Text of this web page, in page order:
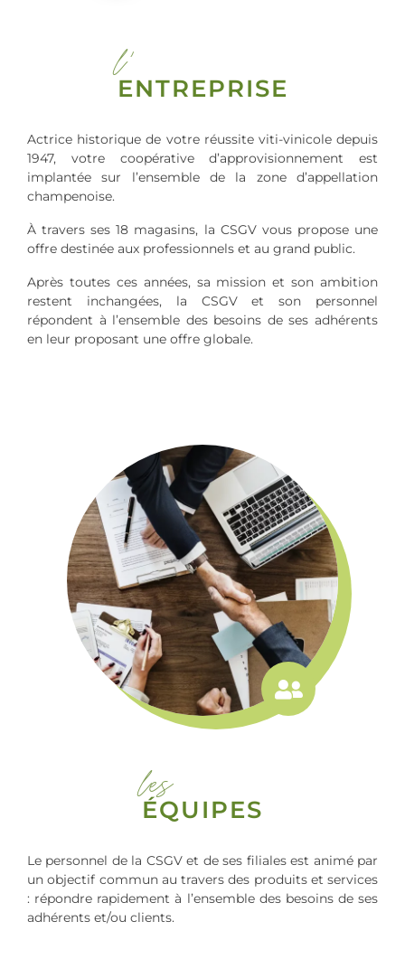
l'
ENTREPRISE
Actrice historique de votre réussite viti-vinicole depuis
1947, votre coopérative d’approvisionnement est
implantée sur l’ensemble de la zone d’appellation
champenoise.
À travers ses 18 magasins, la CSGV vous propose une
offre destinée aux professionnels et au grand public.
Après toutes ces années, sa mission et son ambition
restent inchangées, la CSGV et son personnel
répondent à l’ensemble des besoins de ses adhérents
en leur proposant une offre globale.
les
ÉQUIPES
Le personnel de la CSGV et de ses filiales est animé par
un objectif commun au travers des produits et services
: répondre rapidement à l’ensemble des besoins de ses
adhérents et/ou clients.